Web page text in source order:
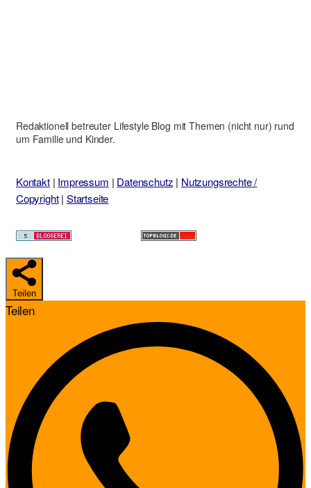
Redaktionell betreuter Lifestyle Blog mit Themen (nicht nur) rund
um Familie und Kinder.
Kontakt| Impressum | Datenschutz | Nutzungsrechte /
Copyright| Startseite
Teilen
Teilen